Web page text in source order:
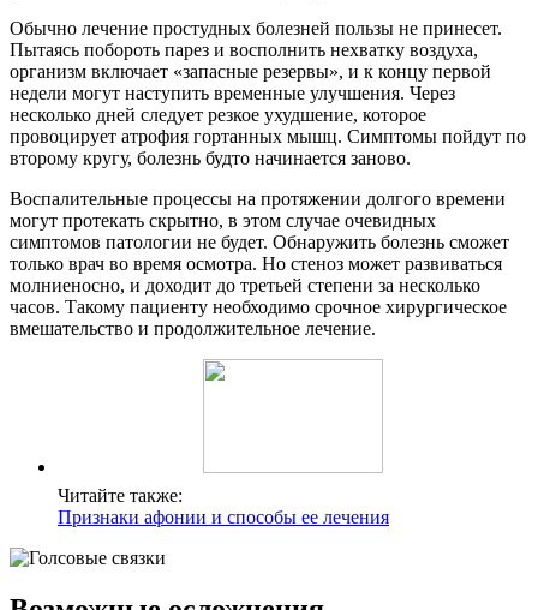
Обычно лечение простудных болезней пользы не принесет.
Пытаясь побороть парез и восполнить нехватку воздуха,
организм включает «запасные резервы», и к концу первой
недели могут наступить временные улучшения. Через
несколько дней следует резкое ухудшение, которое
провоцирует атрофия гортанных мышц. Симптомы пойдут по
второму кругу, болезнь будто начинается заново.
Воспалительные процессы на протяжении долгого времени
могут протекать скрытно, в этом случае очевидных
симптомов патологии не будет. Обнаружить болезнь сможет
только врач во время осмотра. Но стеноз может развиваться
молниеносно, и доходит до третьей степени за несколько
часов. Такому пациенту необходимо срочное хирургическое
вмешательство и продолжительное лечение.
Читайте также:
Признаки афонии и способы ее лечения